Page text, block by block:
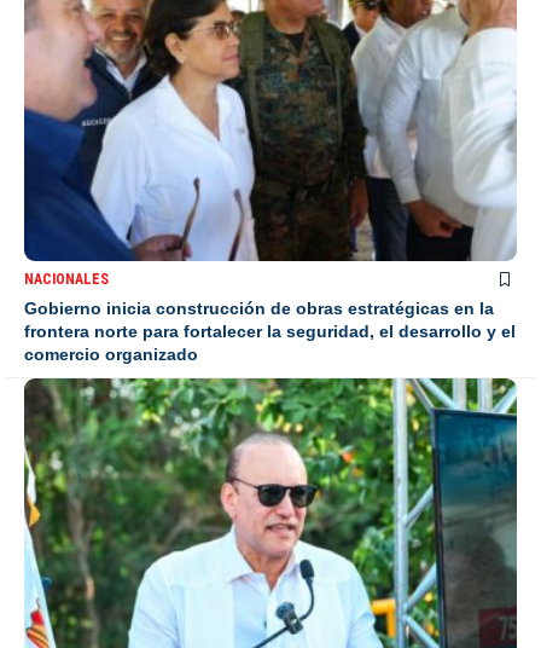
NACIONALES
Gobierno inicia construcción de obras estratégicas en la
frontera norte para fortalecer la seguridad, el desarrollo y el
comercio organizado